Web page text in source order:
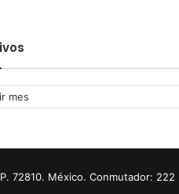
72810. México. Conmutador: 222